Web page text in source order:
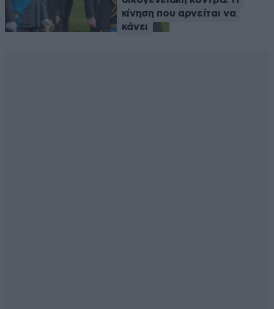
κίνηση που αρνείται να
κάνει